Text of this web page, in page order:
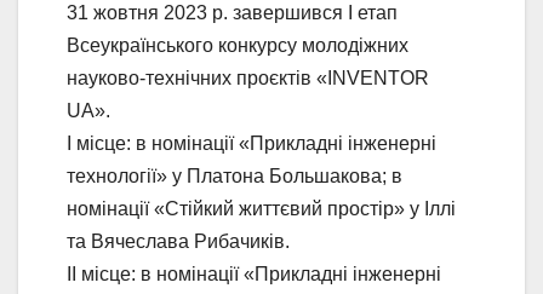
31 жовтня 2023 р. завершився І етап
Всеукраїнського конкурсу молодіжних
науково-технічних проєктів «INVENTOR
UA».
І місце: в номінації «Прикладні інженерні
технології» у Платона Большакова; в
номінації «Стійкий життєвий простір» у Іллі
та Вячеслава Рибачиків.
ІІ місце: в номінації «Прикладні інженерні